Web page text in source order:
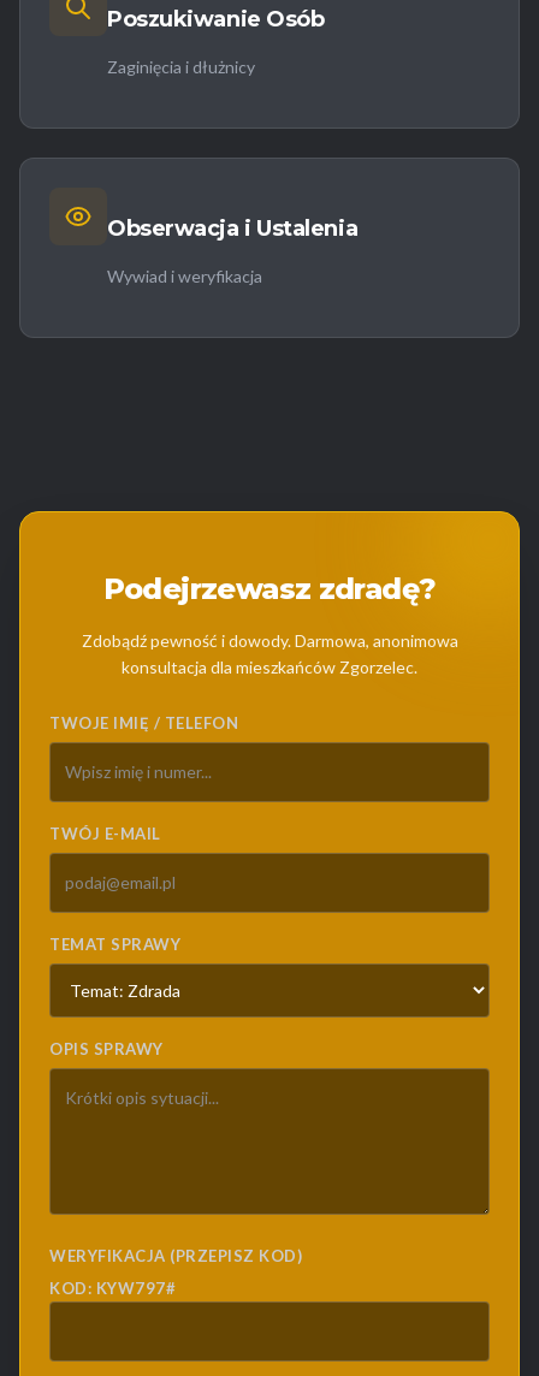
Poszukiwanie Osób
Zaginięcia i dłużnicy
Obserwacja i Ustalenia
Wywiad i weryfikacja
Podejrzewasz zdradę?
Zdobądź pewność i dowody. Darmowa, anonimowa
konsultacja dla mieszkańców Zgorzelec.
TWOJE IMIĘ / TELEFON
TWÓJ E-MAIL
TEMAT SPRAWY
OPIS SPRAWY
WERYFIKACJA (PRZEPISZ KOD)
KOD: KYW797#